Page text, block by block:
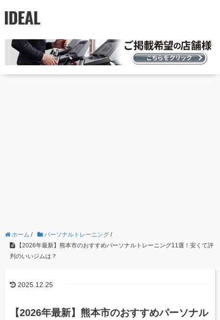
ホーム / パーソナルトレーニング /
【2026年最新】熊本市のおすすめパーソナルトレーニング11選！安くて評
判のいいジムは？
2025.12.25
【2026年最新】熊本市のおすすめパーソナル